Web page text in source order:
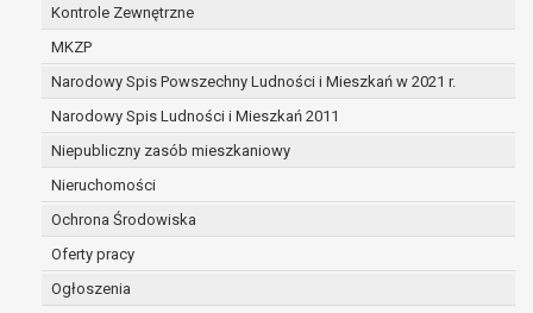
Kontrole Zewnętrzne
MKZP
Narodowy Spis Powszechny Ludności i Mieszkań w 2021 r.
Narodowy Spis Ludności i Mieszkań 2011
Niepubliczny zasób mieszkaniowy
Nieruchomości
Ochrona Środowiska
Oferty pracy
Ogłoszenia
beneficjentem a określoną instytucją, trwałości
dokumentacji projektu do celów kontrolnych.
W związku z przetwarzaniem przez
administratora danych osobowych przysługuje
Pani/Panu:
prawo dostępu do treści danych oraz
otrzymywania ich kopii na podstawie art. 15
RODO;
podstawie art. 16 RODO,